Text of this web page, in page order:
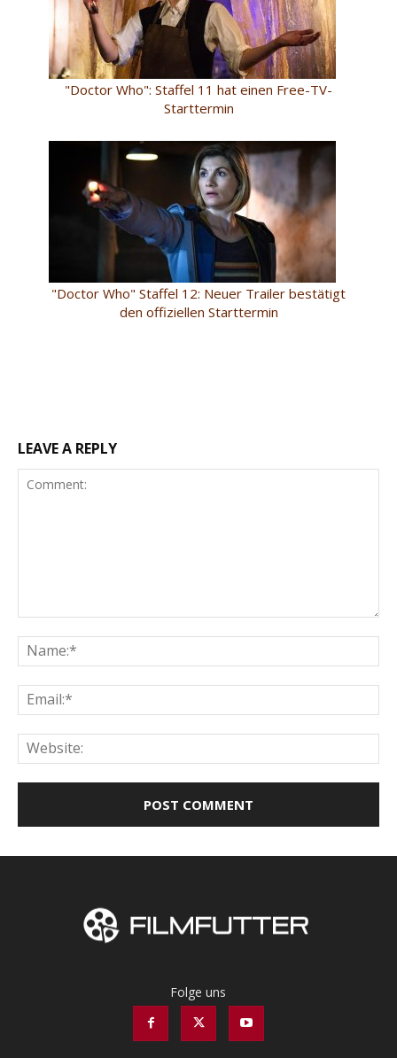
"Doctor Who": Staffel 11 hat einen Free-TV-
Starttermin
"Doctor Who" Staffel 12: Neuer Trailer bestätigt
den offiziellen Starttermin
LEAVE A REPLY
Folge uns